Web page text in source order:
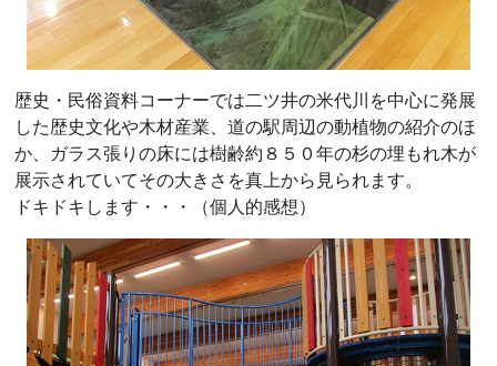
歴史・民俗資料コーナーでは二ツ井の米代川を中心に発展
した歴史文化や木材産業、道の駅周辺の動植物の紹介のほ
か、ガラス張りの床には樹齢約８５０年の杉の埋もれ木が
展示されていてその大きさを真上から見られます。
ドキドキします・・・（個人的感想）